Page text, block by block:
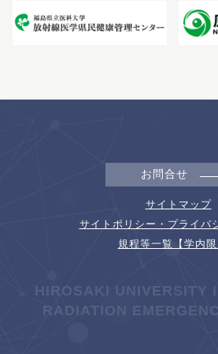
お問合せ
サイトマップ
サイトポリシー・プライバ
規程等一覧【学内限
HIROSAKI UNIVERSITY
RADIATION